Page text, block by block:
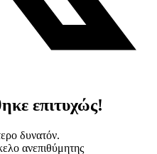
επιτυχώς!
δυνατόν.
ανεπιθύμητης